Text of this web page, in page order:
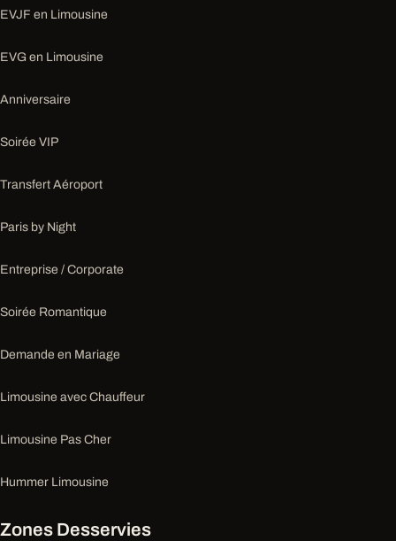
EVJF en Limousine
EVG en Limousine
Anniversaire
Soirée VIP
Transfert Aéroport
Paris by Night
Entreprise / Corporate
Soirée Romantique
Demande en Mariage
Limousine avec Chauffeur
Limousine Pas Cher
Hummer Limousine
Zones Desservies